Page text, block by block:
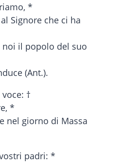
*
Signore che ci ha
noi il popolo del suo
(Ant.).
†
*
nel giorno di Massa
padri: *